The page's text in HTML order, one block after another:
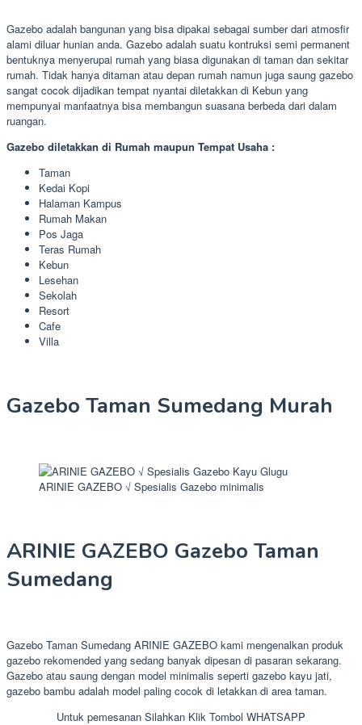
Gazebo adalah bangunan yang bisa dipakai sebagai sumber dari atmosfir
alami diluar hunian anda. Gazebo adalah suatu kontruksi semi permanent
bentuknya menyerupai rumah yang biasa digunakan di taman dan sekitar
rumah. Tidak hanya ditaman atau depan rumah namun juga saung gazebo
sangat cocok dijadikan tempat nyantai diletakkan di Kebun yang
mempunyai manfaatnya bisa membangun suasana berbeda dari dalam
ruangan.
Gazebo diletakkan di Rumah maupun Tempat Usaha :
Taman
Kedai Kopi
Halaman Kampus
Rumah Makan
Pos Jaga
Teras Rumah
Kebun
Lesehan
Sekolah
Resort
Cafe
Villa
Gazebo Taman Sumedang Murah
ARINIE GAZEBO √ Spesialis Gazebo minimalis
ARINIE GAZEBO Gazebo Taman
Sumedang
Gazebo Taman Sumedang ARINIE GAZEBO kami mengenalkan produk
gazebo rekomended yang sedang banyak dipesan di pasaran sekarang.
Gazebo atau saung dengan model minimalis seperti gazebo kayu jati,
gazebo bambu adalah model paling cocok di letakkan di area taman.
Untuk pemesanan Silahkan Klik Tombol WHATSAPP